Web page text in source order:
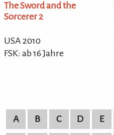
The Sword and the
Sorcerer 2
USA 2010
FSK: ab 16 Jahre
A B C D E